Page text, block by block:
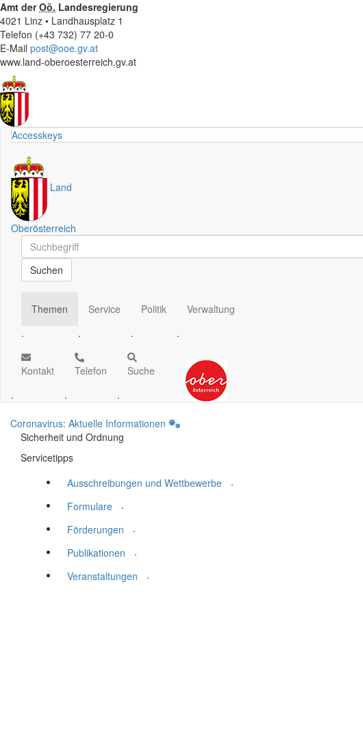
Amt derOö. Landesregierung
4021 Linz • Landhausplatz 1
Telefon (+43 732) 77 20-0
E-Mail post@ooe.gv.at
www.land-oberoesterreich.gv.at
Accesskeys
Land
Oberösterreich
Schnellsuche
Schnellsuche
Suchen
Themen
.
Service
.
Politik
.
Verwaltung
.
Kontakt
.
Telefon
.
Suche
.
Coronavirus: Aktuelle Informationen
Sicherheit und Ordnung
Servicetipps
Ausschreibungen und Wettbewerbe
.
Formulare
.
Förderungen
.
Publikationen
.
Veranstaltungen
.